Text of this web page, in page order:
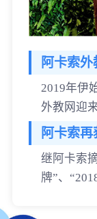
阿卡索
2019年伊
外教网迎
阿卡索
继阿卡索
牌”、